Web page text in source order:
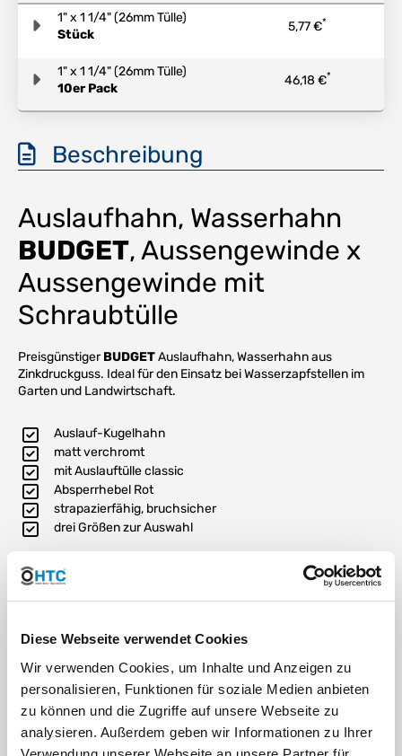
Diese Webseite verwendet Cookies
Wir verwenden Cookies, um Inhalte und Anzeigen zu
personalisieren, Funktionen für soziale Medien anbieten
zu können und die Zugriffe auf unsere Webseite zu
analysieren. Außerdem geben wir Informationen zu Ihrer
1" x 1 1/4" (26mm Tülle)
Stück
5,77 €*
1" x 1 1/4" (26mm Tülle)
10er Pack
46,18 €*
Beschreibung
Auslaufhahn, Wasserhahn
BUDGET, Aussengewinde x
Aussengewinde mit
Schraubtülle
PreisgünstigerBUDGETAuslaufhahn, Wasserhahn aus
Zinkdruckguss. Ideal für den Einsatz bei Wasserzapfstellen im
Garten und Landwirtschaft.
Auslauf-Kugelhahn
matt verchromt
mit Auslauftülle classic
Absperrhebel Rot
strapazierfähig, bruchsicher
drei Größen zur Auswahl
Tipp:
Ein Hahn aus Metall benötigt etwas Pflege. Vorallem
im Scherbereich des Hebels sammelt sich Feuchtigkeit,
WD40 nach der Installation und in regelmäßigen
Ihrem IBC Container Anschluss mit Wasserhahn.
DOWNLOAD